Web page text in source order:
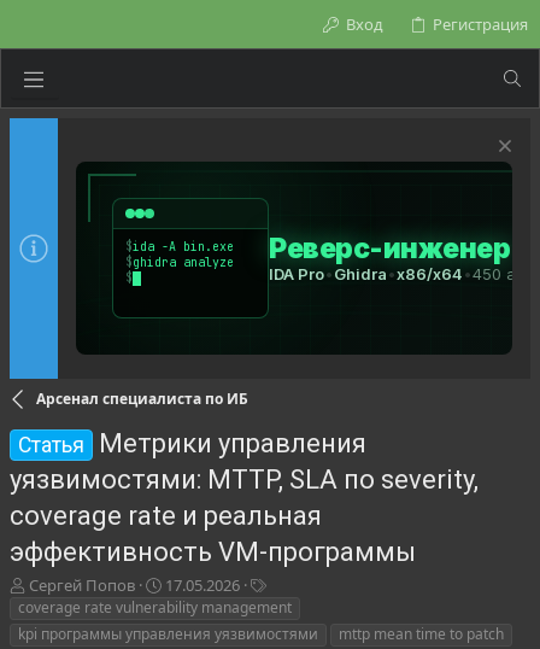
Вход Регистрация
Арсенал специалиста по ИБ
Статья
Метрики управления
уязвимостями: MTTP, SLA по severity,
coverage rate и реальная
эффективность VM-программы
А
в
т
Сергей Попов
Д
а
т
17.05.2026
Т
е
г
coverage rate vulnerability management
kpi программы управления уязвимостями
mttp mean time to patch